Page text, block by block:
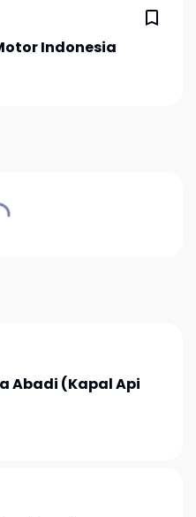
Indonesia
Abadi (Kapal Api